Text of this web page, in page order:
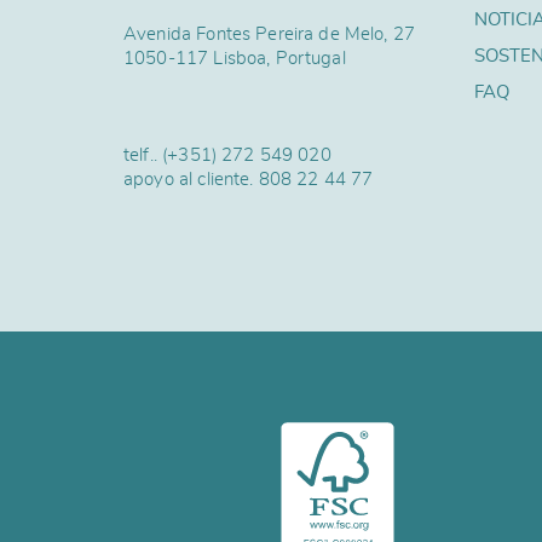
Avenida Fontes Pereira de Melo, 27
1050-117 Lisboa, Portugal
telf.. (+351) 272 549 020
apoyo al cliente. 808 22 44 77
FAQ